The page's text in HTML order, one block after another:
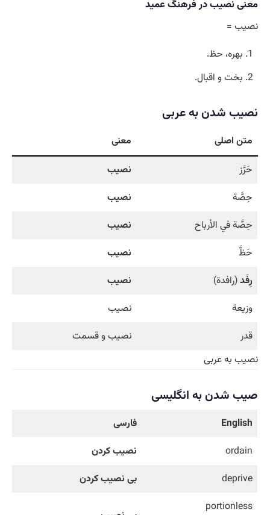
معنی نصیب در فرهنگ عمید
نصیب =
بهره، حظ.
بخت و اقبال.
نصیب شدن به عربی
متن اصلی
معنی
حَرَّز
نصيب
حِصَّة
نصيب
حِصَّة‌ في الأرباح
نصيب
حَظَّ
نصيب
رِفَد(رافدة)
نصيب
وزيعة
نصیب
قدر
نصیب و قسمت
نصیب به عربی
صیب شدن به انگلیسی
English
فارسی
ordain
نصیب کردن
deprive
بی نصیب کردن
portionless